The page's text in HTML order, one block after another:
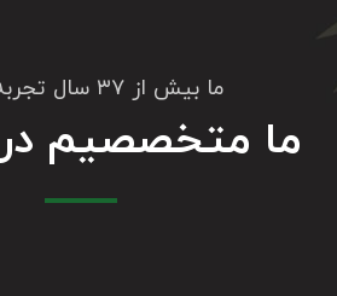
ما بیش از ۳۷ سال تجربه داریم
ما متخصصیم